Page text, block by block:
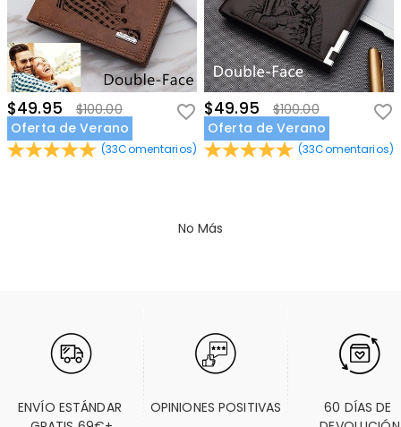
$49.95
$100.00
Oferta de Verano
(33Comentarios)
$49.95
$100.00
Oferta de Verano
(33Comentarios)
No Más
ENVÍO ESTÁNDAR
OPINIONES POSITIVAS
60 DÍAS DE